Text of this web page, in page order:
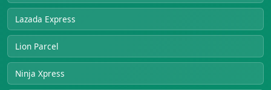
Lazada Express
Lion Parcel
Ninja Xpress